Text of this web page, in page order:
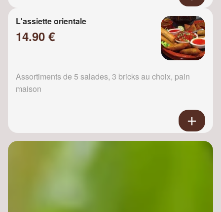
L'assiette orientale
14.90 €
Assortiments de 5 salades, 3 bricks au choix, pain
maison